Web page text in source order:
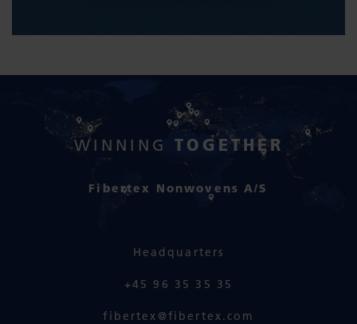
WINNING TOGETHER
Fibertex Nonwovens A/S
Headquarters
+45 96 35 35 35
fibertex@fibertex.com